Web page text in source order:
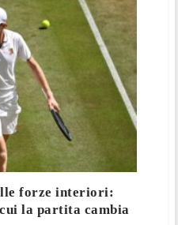
forze interiori:
la partita cambia